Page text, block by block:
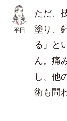
平田
ただ、
塗り、
る」と
ん。痛
し、他
術も問